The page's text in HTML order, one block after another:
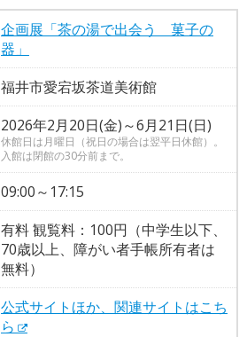
企画展「茶の湯で出会う 菓子の
器」
福井市愛宕坂茶道美術館
2026年2月20日(金)～6月21日(日)
休館日は月曜日（祝日の場合は翌平日休館）。
入館は閉館の30分前まで。
09:00～17:15
有料 観覧料：100円（中学生以下、
70歳以上、障がい者手帳所有者は
無料）
公式サイトほか、関連サイトはこち
ら